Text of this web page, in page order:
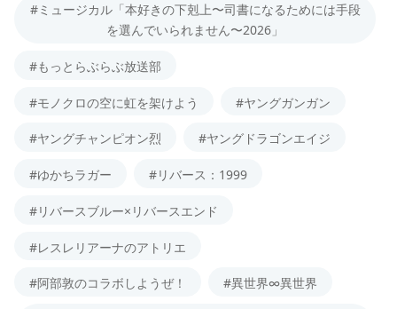
#ミュージカル「本好きの下剋上〜司書になるためには手段
を選んでいられません〜2026」
#もっとらぶらぶ放送部
#モノクロの空に虹を架けよう #ヤングガンガン
#ヤングチャンピオン烈 #ヤングドラゴンエイジ
#ゆかちラガー #リバース：1999
#リバースブルー×リバースエンド
#レスレリアーナのアトリエ
#阿部敦のコラボしようぜ！ #異世界∞異世界